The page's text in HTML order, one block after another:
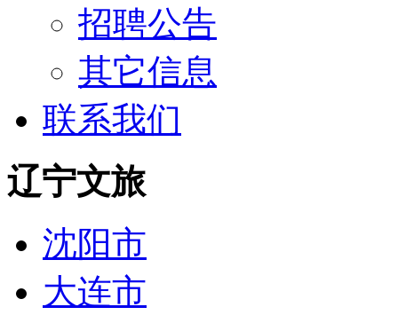
招聘公告
其它信息
联系我们
辽宁文旅
沈阳市
大连市